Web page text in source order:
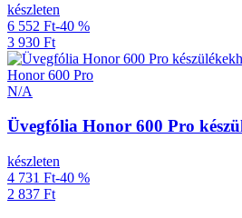
készleten
6 552 Ft-40 %
3 930 Ft
Honor 600 Pro
N/A
Üvegfólia Honor 600 Pro
készleten
4 731 Ft-40 %
2 837 Ft